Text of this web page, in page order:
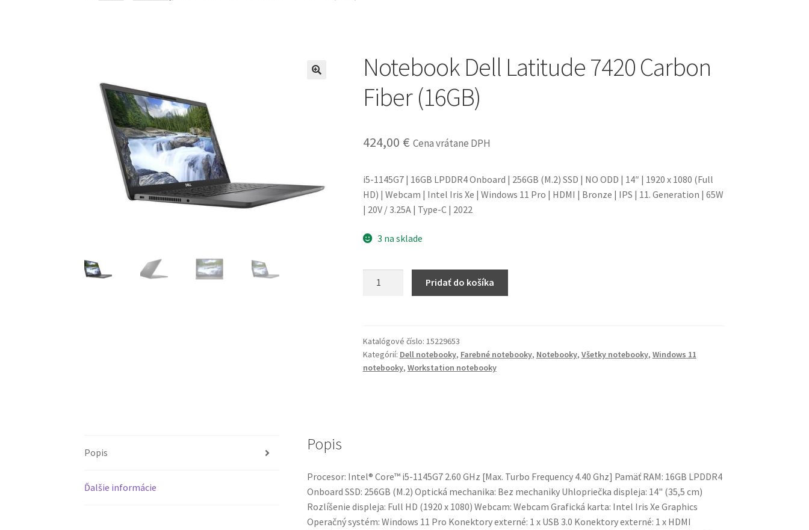
Notebook Dell Latitude 7420 Carbon
Fiber (16GB)
424,00 € Cena vrátane DPH
i5-1145G7 | 16GB LPDDR4 Onboard | 256GB (M.2) SSD | NO ODD | 14″ | 1920 x 1080 (Full
HD) | Webcam | Intel Iris Xe | Windows 11 Pro | HDMI | Bronze | IPS | 11. Generation | 65W
| 20V / 3.25A | Type-C | 2022
3 na sklade
7420
Carbon
Fiber
Pridať do košíka
Katalógové číslo: 15229653
Kategórií: Dell notebooky, Farebné notebooky, Notebooky, Všetky notebooky, Windows 11
notebooky, Workstation notebooky
Popis
Ďalšie informácie
Popis
Procesor: Intel® Core™ i5-1145G7 2.60 GHz [Max. Turbo Frequency 4.40 Ghz] Pamäť RAM: 16GB LPDDR4
Onboard SSD: 256GB (M.2) Optická mechanika: Bez mechaniky Uhlopriečka displeja: 14" (35,5 cm)
Rozlíšenie displeja: Full HD (1920 x 1080) Webcam: Webcam Grafická karta: Intel Iris Xe Graphics
Operačný systém: Windows 11 Pro Konektory externé: 1 x USB 3.0 Konektory externé: 1 x HDMI